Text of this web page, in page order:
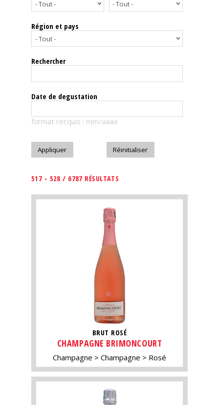
Notes
dégustation
Le
magazine
Télécharger
Région et pays
Rechercher
Date de degustation
format recquis : mm/aaaa
517 - 528 / 6787 RÉSULTATS
BRUT ROSÉ
CHAMPAGNE BRIMONCOURT
Champagne Champagne Rosé